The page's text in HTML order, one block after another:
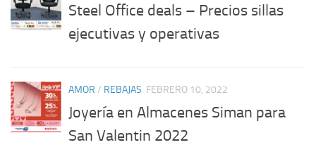
Steel Office deals – Precios sillas
ejecutivas y operativas
AMOR / REBAJAS FEBRERO 10, 2022
Joyería en Almacenes Siman para
San Valentin 2022